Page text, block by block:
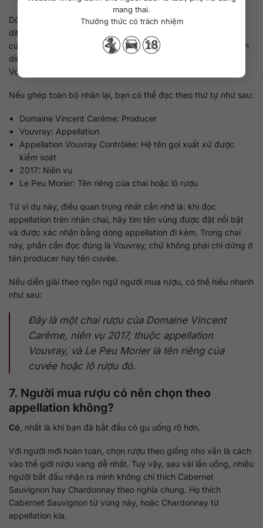
mang thai.
Thưởng thức có trách nhiệm
Dòng cuối là Le Peu Morier. Đây thường là tên cuvée, tên lieu
dit, hoặc cách nhà rượu gọi riêng lô rượu này trong danh mục
của họ. Với người mua, chi tiết này bổ sung thêm một lớp nhận
diện, nhưng phần appellation cốt lõi của chai rượu vẫn là
Vouvray.
Nếu ghép toàn bộ nhãn lại, bạn có thể đọc theo thứ tự như sau:
Domaine Vincent Carême: Producer
Vouvray: Appellation
Appellation Vouvray Contrôlée: Hệ tên gọi xuất xứ được
kiểm soát
2017: Niên vụ
Le Peu Morier: Tên riêng của chai hoặc lô rượu
Từ ví dụ này, điều quan trọng nhất cần nhớ là: khi đọc
appellation trên nhãn chai, hãy tìm tên vùng được đặt nổi bật
và được xác nhận bằng dòng appellation đi kèm. Trong chai
này, phần cần đọc đúng là Vouvray, chứ không phải chỉ dừng ở
tên producer hay tên cuvée.
Nếu diễn giải theo ngôn ngữ người mua rượu, có thể hiểu nhanh
như sau:
Đây là một chai rượu của Domaine Vincent
Carême, niên vụ 2017, thuộc appellation
Vouvray, và Le Peu Morier là tên riêng của
cuvée hoặc lô rượu đó.
7. Người mua rượu có nên chọn theo
appellation không?
Có , nhất là khi bạn đã bắt đầu có gu uống rõ hơn.
Với người mới hoàn toàn, chọn rượu theo giống nho vẫn là cách
vào thế giới rượu vang dễ nhất. Tuy vậy, sau vài lần uống, nhiều
người bắt đầu nhận ra mình không chỉ thích Cabernet
Sauvignon hay Chardonnay theo nghĩa chung. Họ thích
Cabernet Sauvignon từ vùng này, hoặc Chardonnay từ
appellation kia.